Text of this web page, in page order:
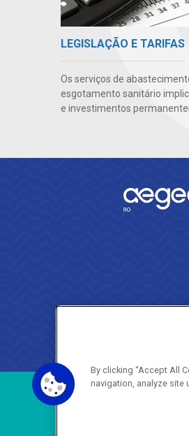
LEGISLAÇÃO E TARIFAS
Os serviços de
esgotamento sanitário
e investimentos
By clicking “Accept All
navigation, analyze site